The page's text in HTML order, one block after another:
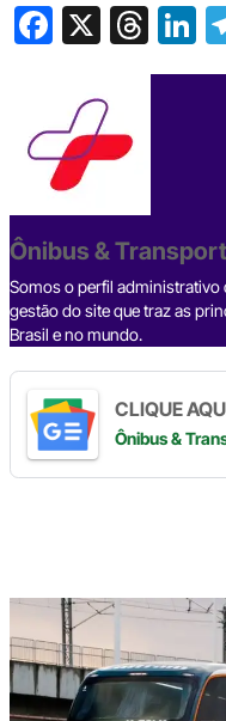
F
e
b
o
o
k
X T
hr
s
Li
n
Ônibus &
Somos o perfil administrativo
gestão do site que traz as
Brasil e no mundo.
CLIQUE
Ônibus &
Digite
aqui
o
seu
e-